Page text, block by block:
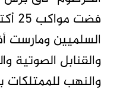
السلميين ومارست
والقنابل الصوتية
والنهب